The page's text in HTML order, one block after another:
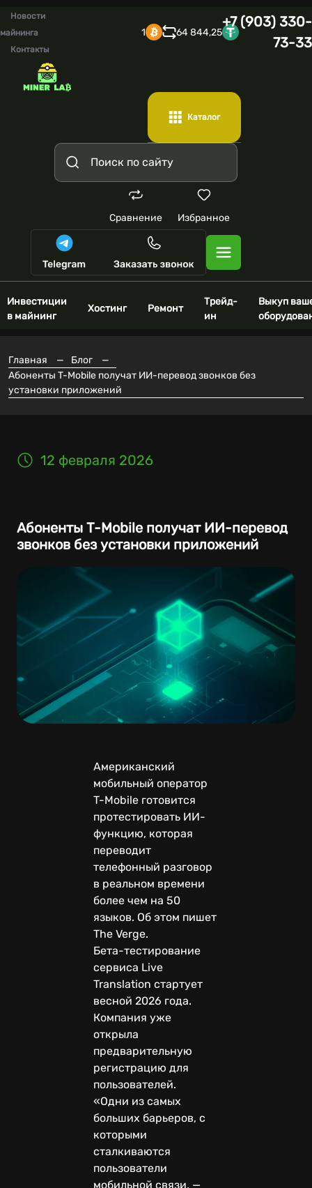
Новости
майнинга
Контакты
1 64 844,25
+7 (903) 330-
73-33
Каталог
Сравнение Избранное
Инвестиции
в майнинг
Хостинг Ремонт
Трейд-
ин
Выкуп
Главная — Блог
—
Абоненты T-Mobile получат ИИ-перевод звонков без
установки приложений
12 февраля 2026
Абоненты T-Mobile получат ИИ-перевод
звонков без установки приложений
Американский
мобильный оператор
T-Mobile готовится
протестировать ИИ-
функцию, которая
переводит
телефонный разговор
в реальном времени
более чем на 50
языков. Об этом пишет
The Verge.
Бета-тестирование
сервиса Live
Translation стартует
весной 2026 года.
Компания уже
открыла
предварительную
регистрацию для
пользователей.
«Одни из самых
больших барьеров, с
которыми
сталкиваются
пользователи
мобильной связи, —